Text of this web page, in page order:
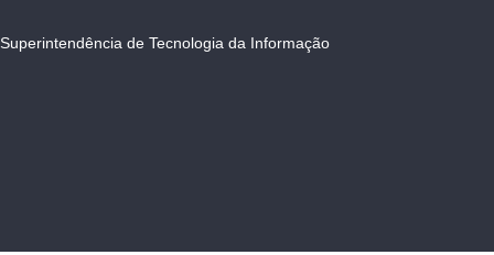
Superintendência de Tecnologia da Informação